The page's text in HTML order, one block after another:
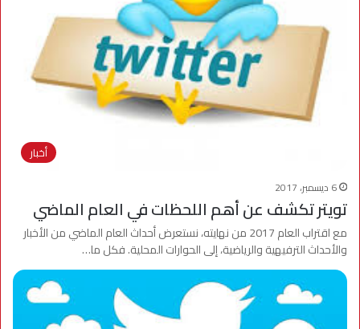
أخبار
6 ديسمبر، 2017
تويتر تكشف عن أهم اللحظات في العام الماضي
مع اقتراب العام 2017 من نهايته، نستعرض أحداث العام الماضي من الأخبار
والأحداث الترفيهية والرياضية، إلى الحوارات المحلية. فكل ما…